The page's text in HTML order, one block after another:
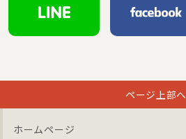
ページ上部へ
ホームページ